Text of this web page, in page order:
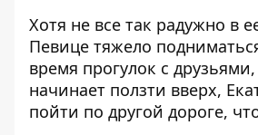
Хотя не все так радужно в
Певице тяжело
время прогулок с
начинает ползти вверх,
пойти по другой дороге,